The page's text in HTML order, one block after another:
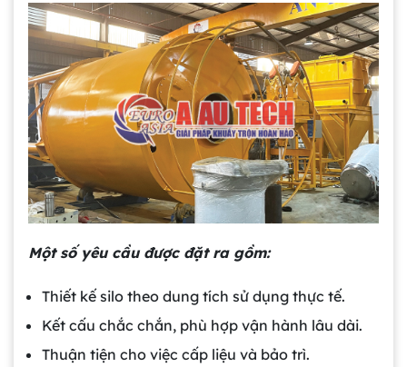
Một số yêu cầu được đặt ra gồm:
Thiết kế silo theo dung tích sử dụng thực tế.
Kết cấu chắc chắn, phù hợp vận hành lâu dài.
Thuận tiện cho việc cấp liệu và bảo trì.